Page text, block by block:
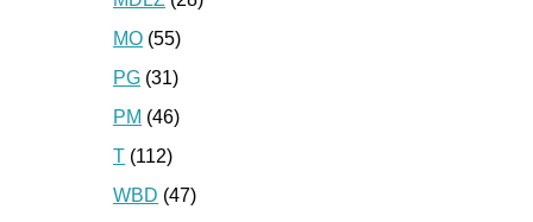
MO (55)
PG (31)
PM (46)
T (112)
WBD (47)